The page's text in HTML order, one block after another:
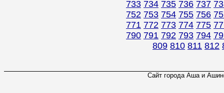
733 734 735 736 737
752 753 754 755 756
771 772 773 774 775
790 791 792 793 794
809 810 811 812
Сайт города Аша и